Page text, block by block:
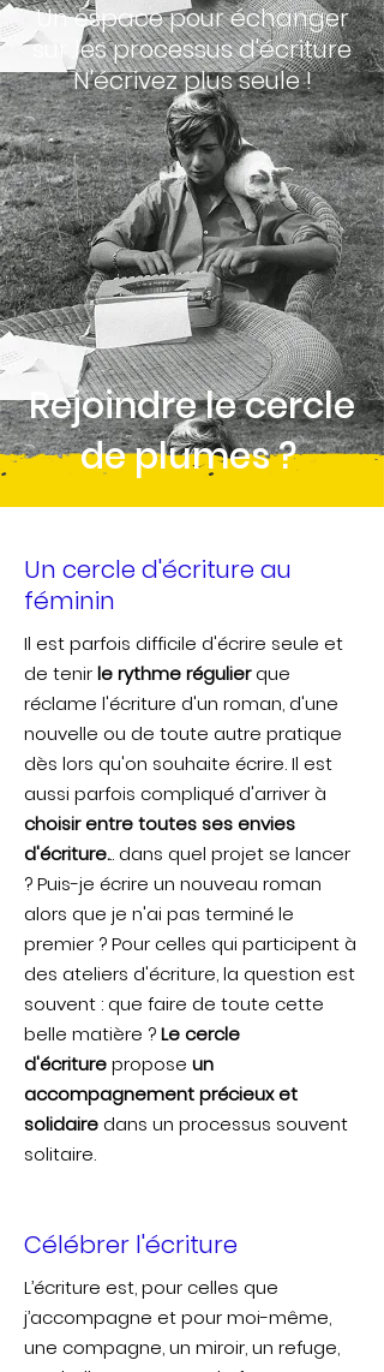
Un espace pour échanger
sur les processus d'écriture
N'écrivez plus seule !
Rejoindre le cercle
de plumes ?
Un cercle d'écriture au
féminin
Il est parfois difficile d'écrire seule et
de tenirle rythme régulierque
réclame l'écriture d'un roman, d'une
nouvelle ou de toute autre pratique
dès lors qu'on souhaite écrire. Il est
aussi parfois compliqué d'arriver à
choisir entre toutes ses envies
d'écriture... dans quel projet se lancer
? Puis-je écrire un nouveau roman
alors que je n'ai pas terminé le
premier ? Pour celles qui participent à
des ateliers d'écriture, la question est
souvent : que faire de toute cette
belle matière ?Le cercle
d'écriturepropose un
accompagnement précieux et
solidaire dans un processus souvent
solitaire.
Célébrer l'écriture
L’écriture est, pour celles que
j’accompagne et pour moi-même,
une compagne, un miroir, un refuge,